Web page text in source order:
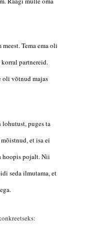
Tema ema oli
partnereid.
oli võtnud majas
puges ta
et isa ei
hoopis pojalt. Nii
seda ilmutama, et